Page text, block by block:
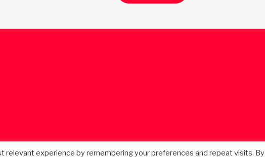
relevant experience by remembering your preferences and repeat visits. By